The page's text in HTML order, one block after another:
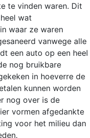
te vinden waren. Dit
wat
waar ze waren
vanwege alle
een auto op een heel
nog bruikbare
in hoeverre de
kunnen worden
nog over is de
vormen afgedankte
voor het milieu dan